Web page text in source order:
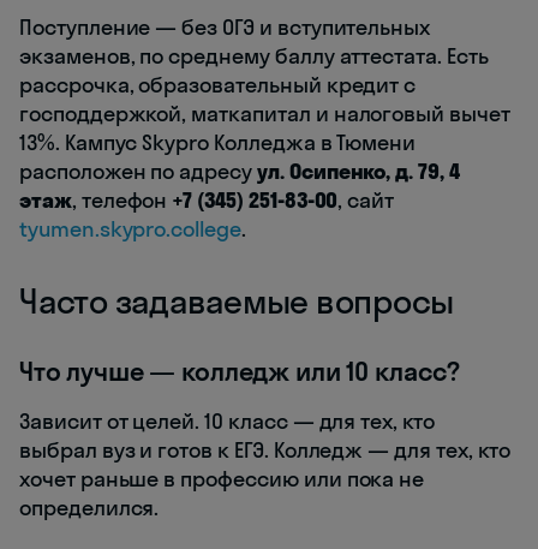
Поступление — без ОГЭ и вступительных
экзаменов, по среднему баллу аттестата. Есть
рассрочка, образовательный кредит с
господдержкой, маткапитал и налоговый вычет
13%. Кампус Skypro Колледжа в Тюмени
расположен по адресуул. Осипенко, д. 79, 4
этаж, телефон +7 (345) 251-83-00, сайт
tyumen.skypro.college.
Часто задаваемые вопросы
Что лучше — колледж или 10 класс?
Зависит от целей. 10 класс — для тех, кто
выбрал вуз и готов к ЕГЭ. Колледж — для тех, кто
хочет раньше в профессию или пока не
определился.